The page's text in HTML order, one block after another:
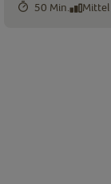
50 Min. Mittel